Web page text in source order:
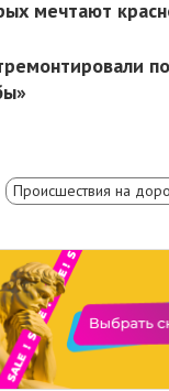
мечтают
Происшествия на